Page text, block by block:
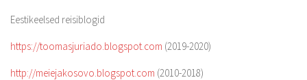
Eestikeelsed reisiblogid
https://toomasjuriado.blogspot.com (2019-2020)
http://meiejakosovo.blogspot.com (2010-2018)